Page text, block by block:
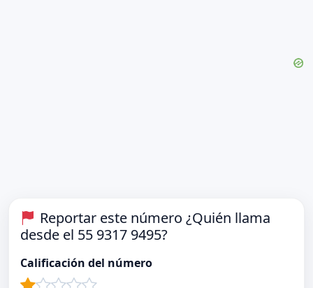
Reportar este número ¿Quién llama
desde el 55 9317 9495?
Calificación del número